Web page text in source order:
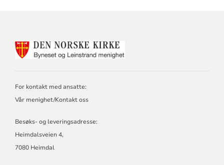
FOR
For kontakt med ansatte:
Vår menighet/Kontakt oss
Besøks- og leveringsadresse:
Heimdalsveien 4,
7080 Heimdal